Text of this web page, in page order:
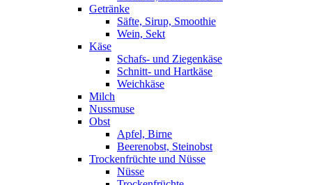
Getränke
Säfte, Sirup, Smoothie
Wein, Sekt
Käse
Schafs- und Ziegenkäse
Schnitt- und Hartkäse
Weichkäse
Milch
Nussmuse
Obst
Apfel, Birne
Beerenobst, Steinobst
Trockenfrüchte und Nüsse
Nüsse